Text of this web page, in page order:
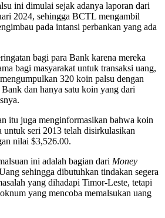
ini dimulai sejak adanya laporan dari
2024, sehingga BCTL mengambil
pada intansi perbankan yang ada
bagi para Bank karena mereka
bagi masyarakat untuk transaksi uang,
320 koin palsu dengan
dan hanya satu koin yang dari
itu juga menginformasikan bahwa koin
untuk seri 2013 telah disirkulasikan
nilai $3,526.00.
ini adalah bagian dari Money
sehingga dibutuhkan tindakan segera
yang dihadapi Timor-Leste, tetapi
yang mencoba memalsukan uang